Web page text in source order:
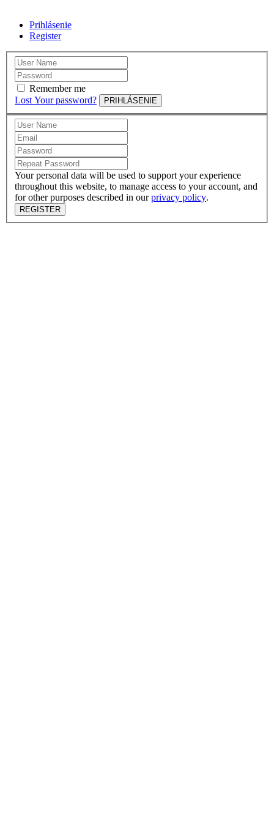
Prihlásenie
Register
Remember me
Lost Your password?
PRIHLÁSENIE
Your personal data will be used to support your experience
throughout this website, to manage access to your account, and
for other purposes described in ourprivacy policy.
REGISTER